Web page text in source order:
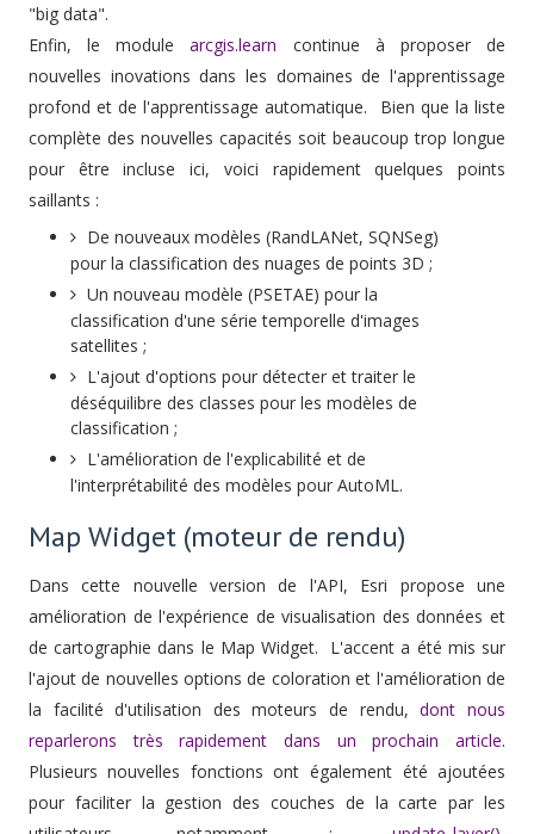
"big data".
Enfin, le modulearcgis.learn continue à proposer de
nouvelles inovations dans les domaines de l'apprentissage
profond et de l'apprentissage automatique. Bien que la liste
complète des nouvelles capacités soit beaucoup trop longue
pour être incluse ici, voici rapidement quelques points
saillants :
De nouveaux modèles (RandLANet, SQNSeg)
pour la classification des nuages de points 3D ;
Un nouveau modèle (PSETAE) pour la
classification d'une série temporelle d'images
satellites ;
L'ajout d'options pour détecter et traiter le
déséquilibre des classes pour les modèles de
classification ;
L'amélioration de l'explicabilité et de
l'interprétabilité des modèles pour AutoML.
Map Widget (moteur de rendu)
Dans cette nouvelle version de l'API, Esri propose une
amélioration de l'expérience de visualisation des données et
de cartographie dans le Map Widget. L'accent a été mis sur
l'ajout de nouvelles options de coloration et l'amélioration de
la facilité d'utilisation des moteurs de rendu,dont nous
reparlerons très rapidement dans un prochain article.
Plusieurs nouvelles fonctions ont également été ajoutées
pour faciliter la gestion des couches de la carte par les